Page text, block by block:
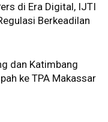
di Era Digital, IJTI
Berkeadilan
dan Katimbang
ke TPA Makassar